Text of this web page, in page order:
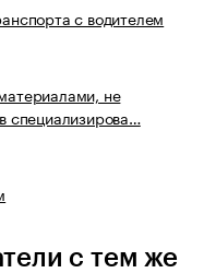
с водителем
не
специализирова…
с тем же